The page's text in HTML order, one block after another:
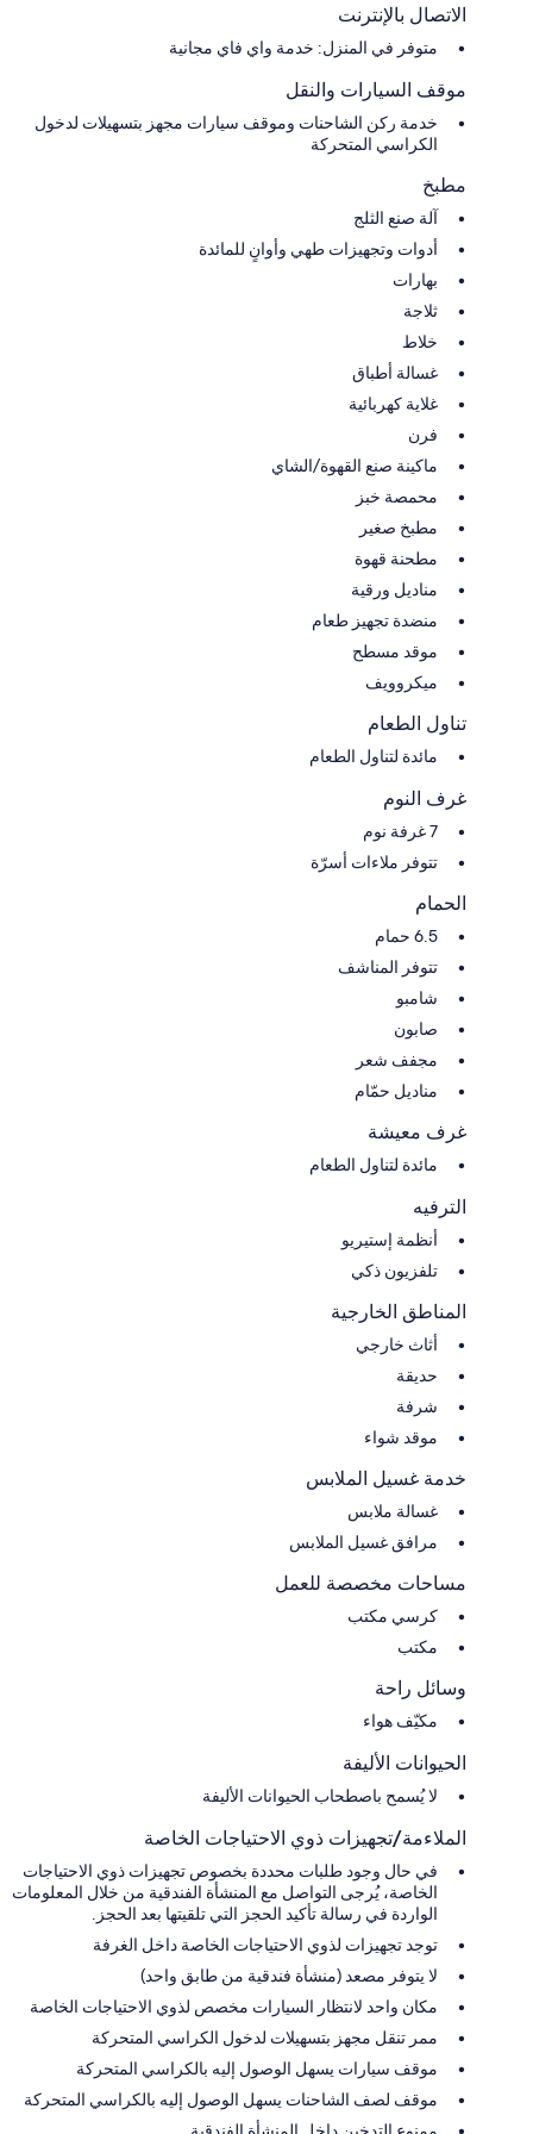
الاتصال بالإنترنت
متوفر في المنزل: خدمة واي فاي مجانية
موقف السيارات والنقل
خدمة ركن الشاحنات وموقف سيارات مجهز بتسهيلات لدخول
الكراسي المتحركة
مطبخ
آلة صنع الثلج
أدوات وتجهيزات طهي وأوانٍ للمائدة
بهارات
ثلاجة
خلاط
غسالة أطباق
غلاية كهربائية
فرن
ماكينة صنع القهوة/الشاي
محمصة خبز
مطبخ صغير
مطحنة قهوة
مناديل ورقية
منضدة تجهيز طعام
موقد مسطح
ميكروويف
تناول الطعام
مائدة لتناول الطعام
غرف النوم
7 غرفة نوم
تتوفر ملاءات أسرّة
الحمام
6.5 حمام
تتوفر المناشف
شامبو
صابون
مجفف شعر
مناديل حمّام
غرف معيشة
مائدة لتناول الطعام
الترفيه
أنظمة إستيريو
تلفزيون ذكي
المناطق الخارجية
أثاث خارجي
حديقة
شرفة
موقد شواء
خدمة غسيل الملابس
غسالة ملابس
مرافق غسيل الملابس
مساحات مخصصة للعمل
كرسي مكتب
مكتب
وسائل راحة
مكيّف هواء
الحيوانات الأليفة
لا يُسمح باصطحاب الحيوانات الأليفة
الملاءمة/تجهيزات ذوي الاحتياجات الخاصة
في حال وجود طلبات محددة بخصوص تجهيزات ذوي الاحتياجات
الخاصة، يُرجى التواصل مع المنشأة الفندقية من خلال المعلومات
الواردة في رسالة تأكيد الحجز التي تلقيتها بعد الحجز.
توجد تجهيزات لذوي الاحتياجات الخاصة داخل الغرفة
لا يتوفر مصعد (منشأة فندقية من طابق واحد)
مكان واحد لانتظار السيارات مخصص لذوي الاحتياجات الخاصة
ممر تنقل مجهز بتسهيلات لدخول الكراسي المتحركة
موقف سيارات يسهل الوصول إليه بالكراسي المتحركة
موقف لصف الشاحنات يسهل الوصول إليه بالكراسي المتحركة